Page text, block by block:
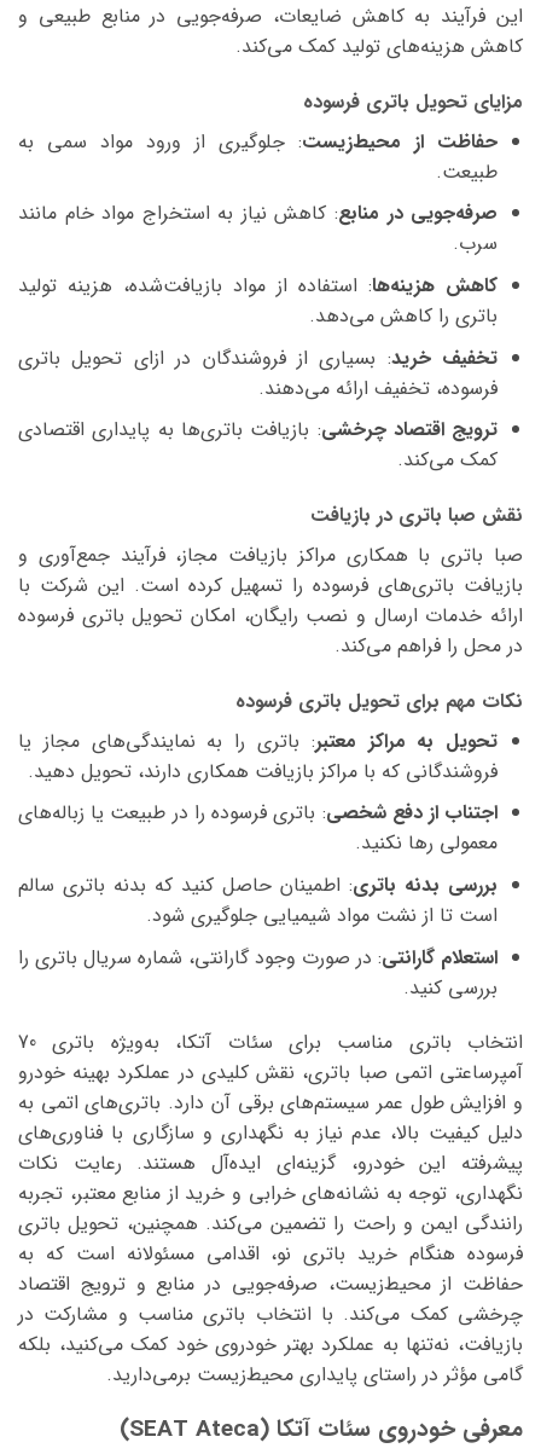
این فرآیند به کاهش ضایعات، صرفه‌جویی در منابع طبیعی و
کاهش هزینه‌های تولید کمک می‌کند.
مزایای تحویل باتری فرسوده
حفاظت از محیط‌زیست: جلوگیری از ورود مواد سمی به
طبیعت.
صرفه‌جویی در منابع: کاهش نیاز به استخراج مواد خام مانند
سرب.
کاهش هزینه‌ها: استفاده از مواد بازیافت‌شده، هزینه تولید
باتری را کاهش می‌دهد.
تخفیف خرید: بسیاری از فروشندگان در ازای تحویل باتری
فرسوده، تخفیف ارائه می‌دهند.
ترویج اقتصاد چرخشی: بازیافت باتری‌ها به پایداری اقتصادی
کمک می‌کند.
نقش صبا باتری در بازیافت
صبا باتری با همکاری مراکز بازیافت مجاز، فرآیند جمع‌آوری و
بازیافت باتری‌های فرسوده را تسهیل کرده است. این شرکت با
ارائه خدمات ارسال و نصب رایگان، امکان تحویل باتری فرسوده
در محل را فراهم می‌کند.
نکات مهم برای تحویل باتری فرسوده
تحویل به مراکز معتبر: باتری را به نمایندگی‌های مجاز یا
فروشندگانی که با مراکز بازیافت همکاری دارند، تحویل دهید.
اجتناب از دفع شخصی: باتری فرسوده را در طبیعت یا زباله‌های
معمولی رها نکنید.
بررسی بدنه باتری: اطمینان حاصل کنید که بدنه باتری سالم
است تا از نشت مواد شیمیایی جلوگیری شود.
استعلام گارانتی: در صورت وجود گارانتی، شماره سریال باتری را
بررسی کنید.
انتخاب باتری مناسب برای سئات آتکا، به‌ویژه باتری 70
آمپرساعتی اتمی صبا باتری، نقش کلیدی در عملکرد بهینه خودرو
و افزایش طول عمر سیستم‌های برقی آن دارد. باتری‌های اتمی به
دلیل کیفیت بالا، عدم نیاز به نگهداری و سازگاری با فناوری‌های
پیشرفته این خودرو، گزینه‌ای ایده‌آل هستند. رعایت نکات
نگهداری، توجه به نشانه‌های خرابی و خرید از منابع معتبر، تجربه
رانندگی ایمن و راحت را تضمین می‌کند. همچنین، تحویل باتری
فرسوده هنگام خرید باتری نو، اقدامی مسئولانه است که به
حفاظت از محیط‌زیست، صرفه‌جویی در منابع و ترویج اقتصاد
چرخشی کمک می‌کند. با انتخاب باتری مناسب و مشارکت در
بازیافت، نه‌تنها به عملکرد بهتر خودروی خود کمک می‌کنید، بلکه
گامی مؤثر در راستای پایداری محیط‌زیست برمی‌دارید.
معرفی خودروی سئات آتکا (SEAT Ateca)